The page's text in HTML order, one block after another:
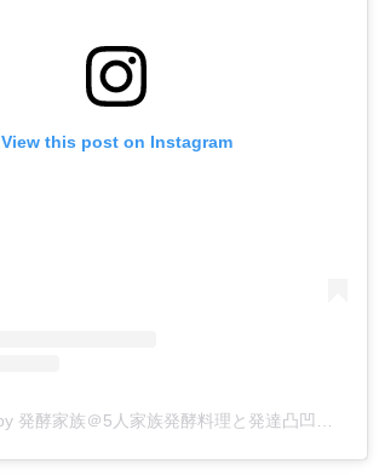
View this post on Instagram